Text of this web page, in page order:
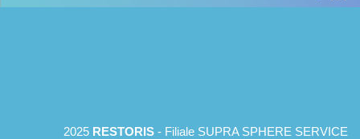
2025 RESTORIS - Filiale SUPRA SPHERE SERVICE